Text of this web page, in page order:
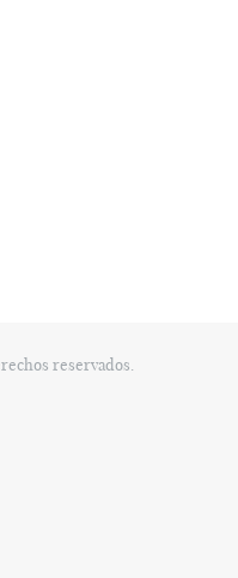
reservados.